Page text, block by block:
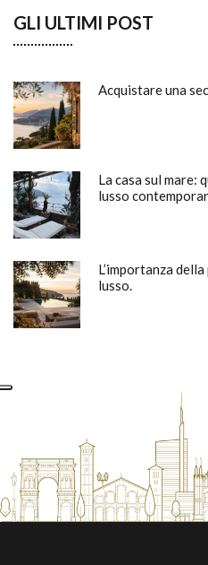
GLI ULTIMI POST
Acquistare una
La casa sul mare:
lusso
L’importanza
lusso.